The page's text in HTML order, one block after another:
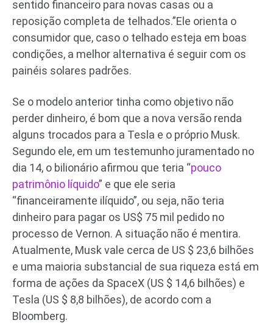
sentido financeiro para novas casas ou a
reposição completa de telhados.”Ele orienta o
consumidor que, caso o telhado esteja em boas
condições, a melhor alternativa é seguir com os
painéis solares padrões.
Se o modelo anterior tinha como objetivo não
perder dinheiro, é bom que a nova versão renda
alguns trocados para a Tesla e o próprio Musk.
Segundo ele, em um testemunho juramentado no
dia 14, o bilionário afirmou que teria “pouco
patrimônio líquido” e que ele seria
“financeiramente ilíquido”, ou seja, não teria
dinheiro para pagar os US$ 75 mil pedido no
processo de Vernon. A situação não é mentira.
Atualmente, Musk vale cerca de US $ 23,6 bilhões
e uma maioria substancial de sua riqueza está em
forma de ações da SpaceX (US $ 14,6 bilhões) e
Tesla (US $ 8,8 bilhões), de acordo com a
Bloomberg.